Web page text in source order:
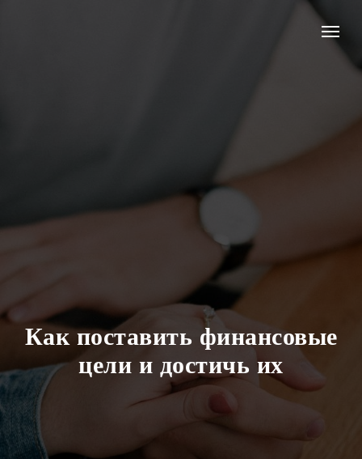
Как поставить финансовые
цели и достичь их